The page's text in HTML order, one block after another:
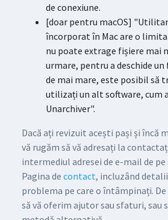
de conexiune.
[doar pentru macOS]
încorporat în Mac are o
nu poate extrage fișiere mai
urmare, pentru a deschide
de mai mare, este posibil să
utilizați un alt software, cum
Unarchiver".
Dacă ați revizuit acești pași și încă
vă rugăm să vă adresați la
intermediul adresei de e-mail de
Pagina de contact, incluzând
problema pe care o întâmpinați.
să vă oferim ajutor sau sfaturi, sau